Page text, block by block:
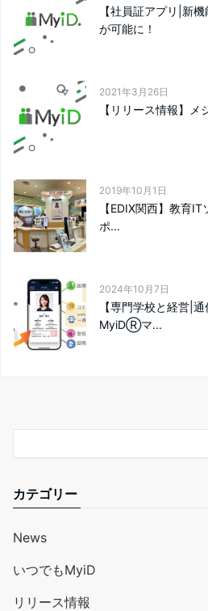
【社員証アプリ|新
が可能に！
2021年3月26日
【リリース情報】
2019年10月1日
【EDIX関西】教育
ポ...
2024年10月7日
【専門学校と経営|
MyiDⓇマ...
カテゴリー
News
いつでもMyiD
リリース情報